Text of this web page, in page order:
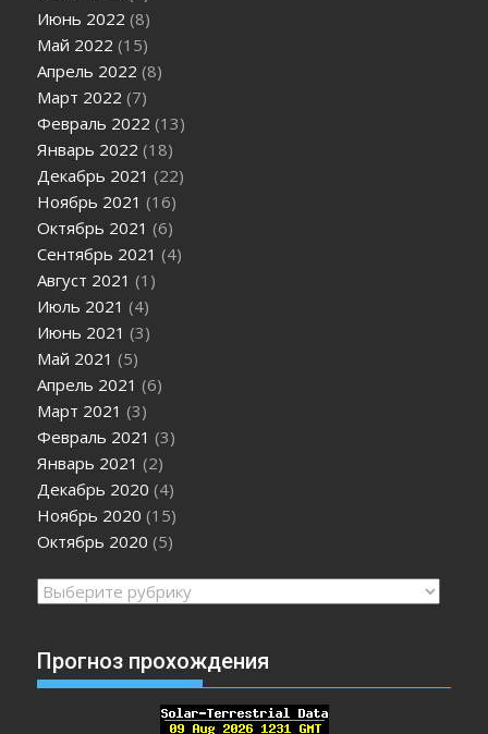
Июнь 2022 (8)
Май 2022 (15)
Апрель 2022 (8)
Март 2022 (7)
Февраль 2022 (13)
Январь 2022 (18)
Декабрь 2021 (22)
Ноябрь 2021 (16)
Октябрь 2021 (6)
Сентябрь 2021 (4)
Август 2021 (1)
Июль 2021 (4)
Июнь 2021 (3)
Май 2021 (5)
Апрель 2021 (6)
Март 2021 (3)
Февраль 2021 (3)
Январь 2021 (2)
Декабрь 2020 (4)
Ноябрь 2020 (15)
Октябрь 2020 (5)
Рубрики
Прогноз прохождения